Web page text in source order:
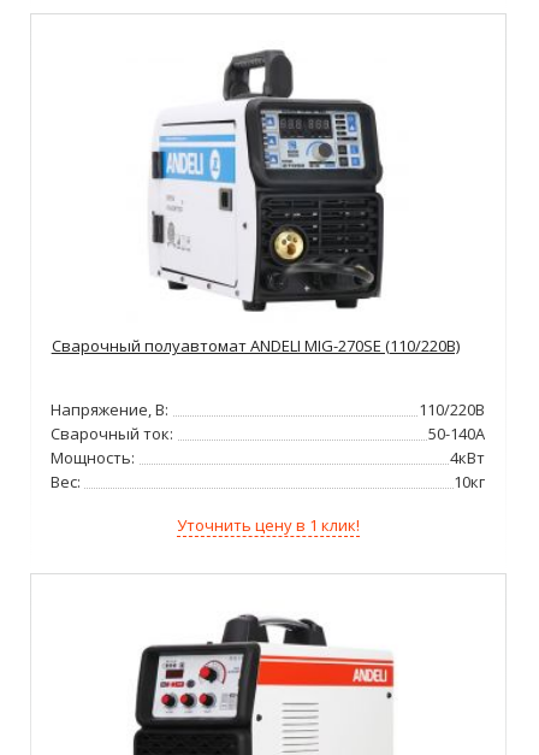
Сварочный полуавтомат ANDELI MIG-270SE (110/220В)
Напряжение, В:
110/220В
Сварочный ток:
50-140А
Мощность:
4кВт
Вес:
10кг
Уточнить цену в 1 клик!